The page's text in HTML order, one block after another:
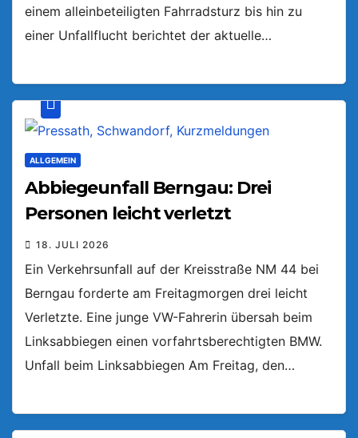
einem alleinbeteiligten Fahrradsturz bis hin zu
einer Unfallflucht berichtet der aktuelle…
ALLGEMEIN
Abbiegeunfall Berngau: Drei
Personen leicht verletzt
18. JULI 2026
Ein Verkehrsunfall auf der Kreisstraße NM 44 bei
Berngau forderte am Freitagmorgen drei leicht
Verletzte. Eine junge VW-Fahrerin übersah beim
Linksabbiegen einen vorfahrtsberechtigten BMW.
Unfall beim Linksabbiegen Am Freitag, den…